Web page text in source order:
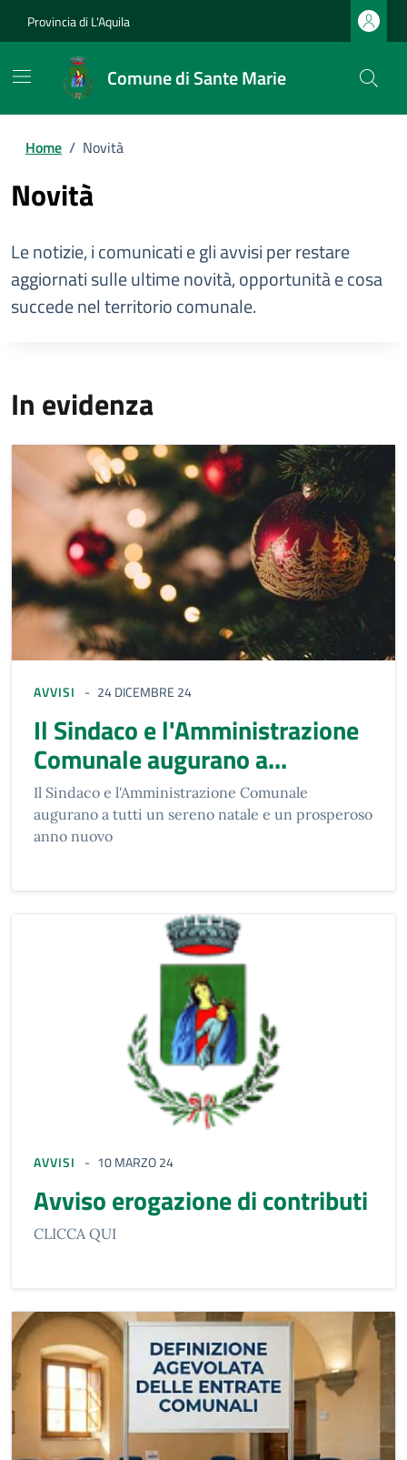
Provincia di L'Aquila
Comune di Sante Marie
Home / Novità
Novità
Le notizie, i comunicati e gli avvisi per restare
aggiornati sulle ultime novità, opportunità e cosa
succede nel territorio comunale.
In evidenza
AVVISI 24 DICEMBRE 24
Il Sindaco e l'Amministrazione
Comunale augurano a...
Il Sindaco e l'Amministrazione Comunale
augurano a tutti un sereno natale e un prosperoso
anno nuovo
AVVISI 10 MARZO 24
Avviso erogazione di contributi
CLICCA QUI